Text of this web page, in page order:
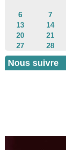
6
7
13
14
20
21
27
28
Nous suivre